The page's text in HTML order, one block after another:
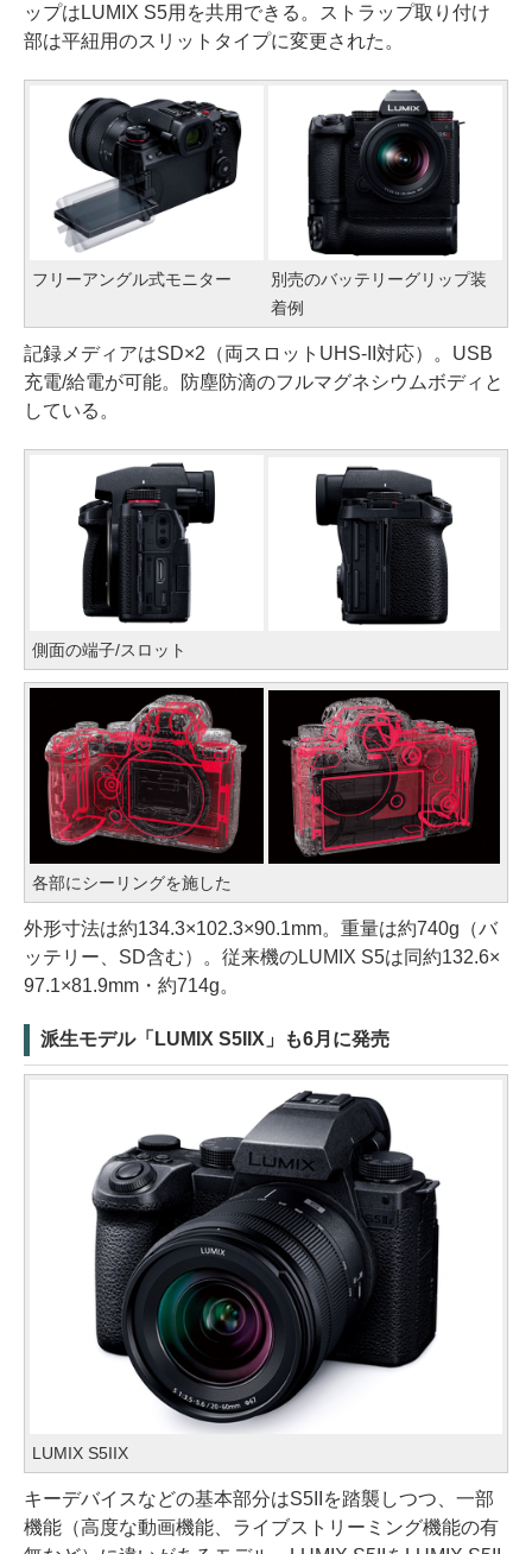
ップはLUMIX S5用を共用できる。ストラップ取り付け
部は平紐用のスリットタイプに変更された。
フリーアングル式モニター
別売のバッテリーグリップ装
着例
記録メディアはSD×2（両スロットUHS-II対応）。USB
充電/給電が可能。防塵防滴のフルマグネシウムボディと
している。
側面の端子/スロット
各部にシーリングを施した
外形寸法は約134.3×102.3×90.1mm。重量は約740g（バ
ッテリー、SD含む）。従来機のLUMIX S5は同約132.6×
97.1×81.9mm・約714g。
派生モデル「LUMIX S5IIX」も6月に発売
LUMIX S5IIX
キーデバイスなどの基本部分はS5IIを踏襲しつつ、一部
機能（高度な動画機能、ライブストリーミング機能の有